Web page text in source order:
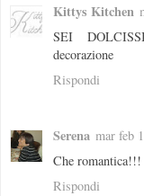
Kittys Kitchen
SEI
decorazione
Rispondi
Serena mar feb
Che romantica!!!
Rispondi